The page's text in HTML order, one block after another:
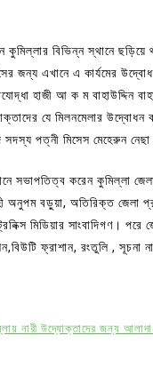
কুমিল্লার বিভিন্ন স্থানে
জন্য এখানে এ কার্যমের
হাজী আ ক ম বাহাউদ্দিন
যে মিলনমেলার উদ্বোধন
সদস্য পত্নী মিসেস মেহেরুন নেছা
সভাপতিত্ব করেন কুমিল্লা
অনুপম বড়ুয়া, অতিরিক্ত জেলা
মিডিয়ার সাংবাদিগণ।
ফ্রাশান, রংতুলি , সূচনা
নারী উদ্যোক্তাদের জন্য আলাদা
July 29, 2026